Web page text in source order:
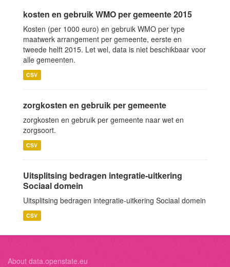
kosten en gebruik WMO per gemeente 2015
Kosten (per 1000 euro) en gebruik WMO per type
maatwerk arrangement per gemeente, eerste en
tweede helft 2015. Let wel, data is niet beschikbaar voor
alle gemeenten.
CSV
zorgkosten en gebruik per gemeente
zorgkosten en gebruik per gemeente naar wet en
zorgsoort.
CSV
Uitsplitsing bedragen integratie-uitkering
Sociaal domein
Uitsplitsing bedragen integratie-uitkering Sociaal domein
CSV
About data.openstate.eu